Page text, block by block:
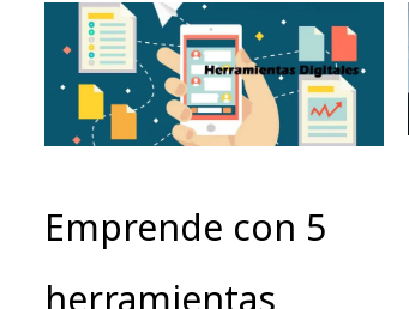
Emprende con 5
herramientas